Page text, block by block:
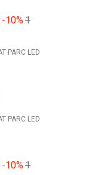
-10%1
-10%1